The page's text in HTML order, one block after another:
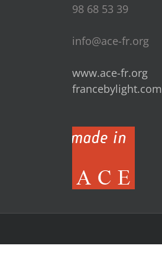
98 68 53 39
info@ace-fr.org
www.ace-fr.org
francebylight.com